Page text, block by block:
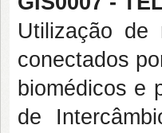
Utilização de
conectados
biomédicos e
de